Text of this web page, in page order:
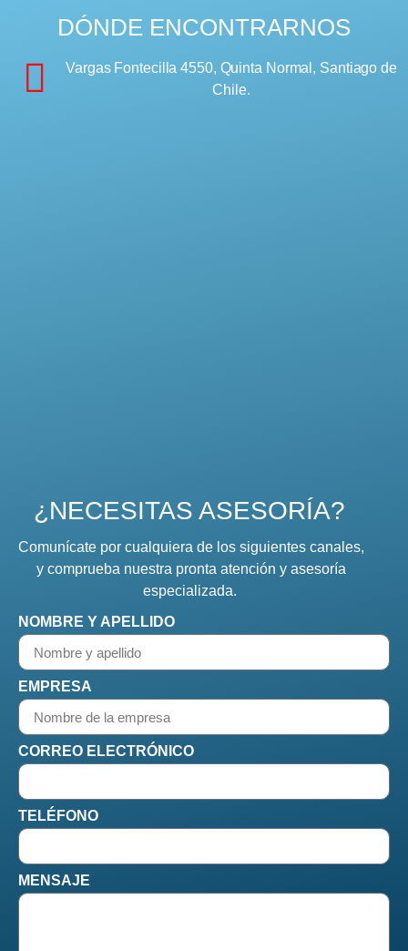
DÓNDE ENCONTRARNOS
Vargas Fontecilla 4550, Quinta Normal, Santiago de
Chile.
¿NECESITAS ASESORÍA?
Comunícate por cualquiera de los siguientes canales,
y comprueba nuestra pronta atención y asesoría
especializada.
NOMBRE Y APELLIDO
EMPRESA
CORREO ELECTRÓNICO
TELÉFONO
MENSAJE